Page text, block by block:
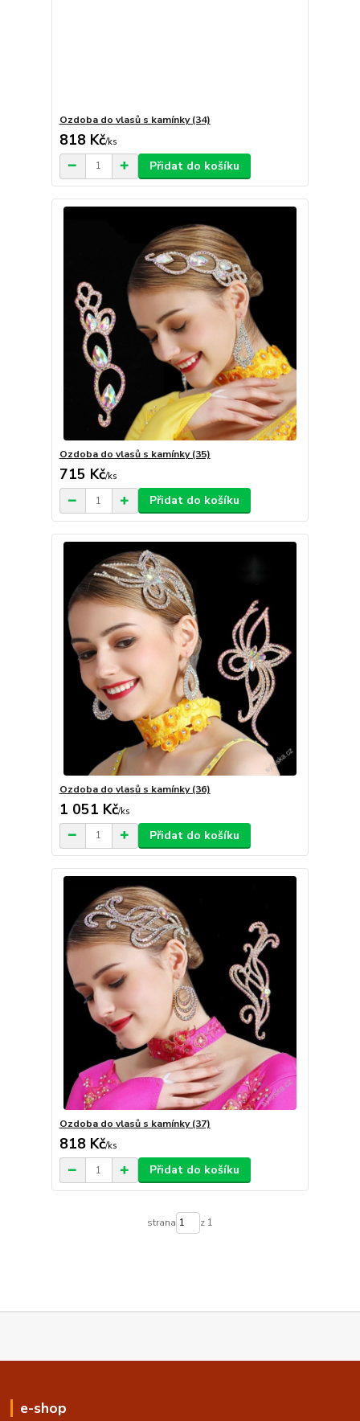
Ozdoba do vlasů s kamínky (34)
818 Kč/ks
Přidat do košíku
Ozdoba do vlasů s kamínky (35)
715 Kč/ks
Přidat do košíku
Ozdoba do vlasů s kamínky (36)
1 051 Kč/ks
Přidat do košíku
Ozdoba do vlasů s kamínky (37)
818 Kč/ks
Přidat do košíku
strana z 1
e-shop